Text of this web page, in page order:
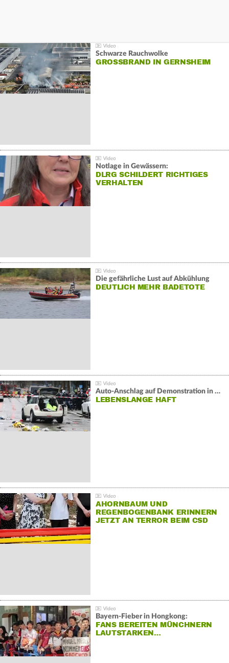
Schwarze Rauchwolke
GROSSBRAND IN GERNSHEIM
Notlage in Gewässern:
DLRG SCHILDERT RICHTIGES
VERHALTEN
Die gefährliche Lust auf Abkühlung
DEUTLICH MEHR BADETOTE
Auto-Anschlag auf Demonstration in München:
LEBENSLANGE HAFT
AHORNBAUM UND
REGENBOGENBANK ERINNERN
JETZT AN TERROR BEIM CSD
Bayern-Fieber in Hongkong:
FANS BEREITEN MÜNCHNERN
LAUTSTARKEN…